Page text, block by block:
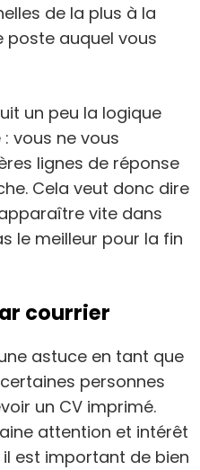
de la plus à la
poste auquel vous
un peu la logique
vous ne vous
lignes de réponse
Cela veut donc dire
vite dans
le meilleur pour la fin
courrier
astuce en tant que
personnes
un CV imprimé.
attention et intérêt
est important de bien